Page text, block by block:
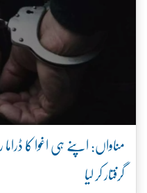
مناواں: اپنے ہی اغوا کا
گرفتار کر لیا